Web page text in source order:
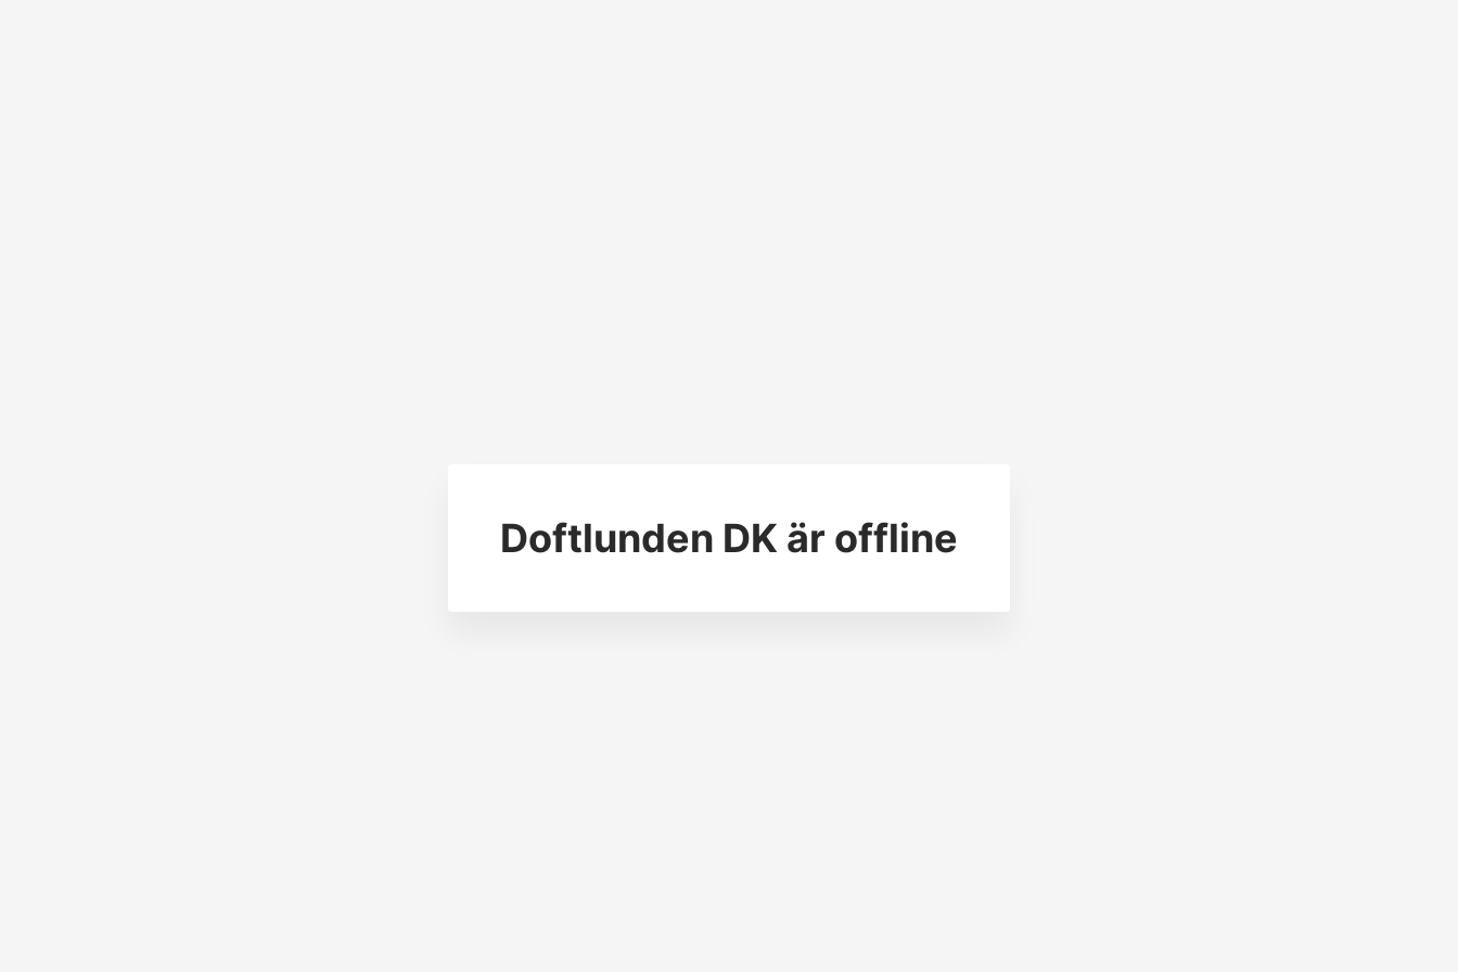
Doftlunden DK är offline